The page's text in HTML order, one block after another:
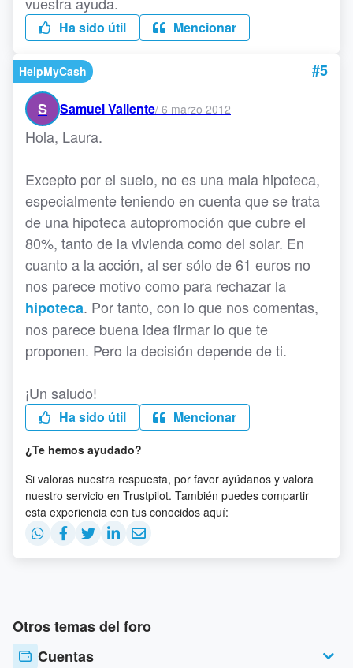
Ha sido útil Mencionar
HelpMyCash
#5
S
Samuel Valiente/ 6 marzo 2012
Hola, Laura.
Excepto por el suelo, no es una mala hipoteca,
especialmente teniendo en cuenta que se trata
de una hipoteca autopromoción que cubre el
80%, tanto de la vivienda como del solar. En
cuanto a la acción, al ser sólo de 61 euros no
nos parece motivo como para rechazar la
hipoteca. Por tanto, con lo que nos comentas,
nos parece buena idea firmar lo que te
proponen. Pero la decisión depende de ti.
¡Un saludo!
Ha sido útil Mencionar
¿Te hemos ayudado?
Si valoras nuestra respuesta, por favor ayúdanos y valora
nuestro servicio en Trustpilot. También puedes compartir
esta experiencia con tus conocidos aquí:
Otros temas del foro
Cuentas